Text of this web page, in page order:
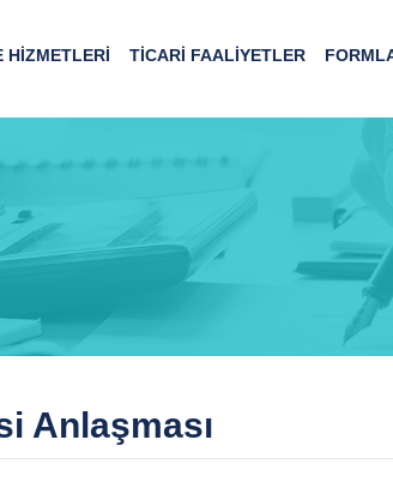
HİZMETLERİ TİCARİ FAALİYETLER
Anlaşması